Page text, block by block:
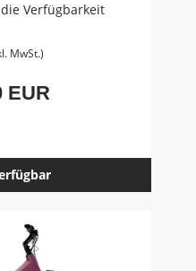
Verfügbarkeit
MwSt.)
EUR